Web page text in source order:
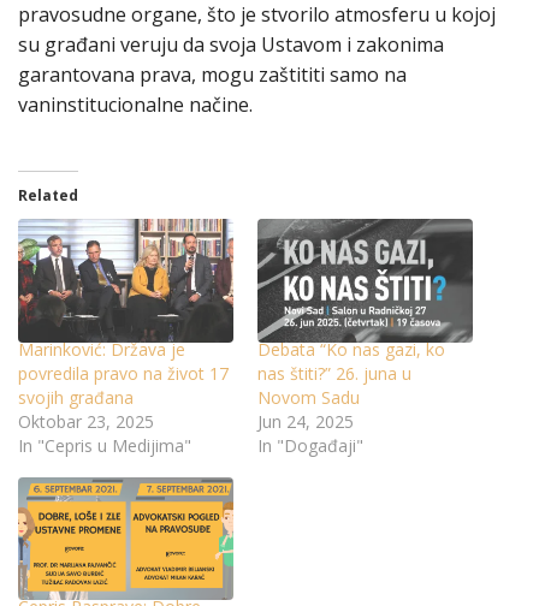
pravosudne organe, što je stvorilo atmosferu u kojoj
su građani veruju da svoja Ustavom i zakonima
garantovana prava, mogu zaštititi samo na
vaninstitucionalne načine.
Related
Marinković: Država je
povredila pravo na život 17
svojih građana
Oktobar 23, 2025
In "Cepris u Medijima"
Debata “Ko nas gazi, ko
nas štiti?” 26. juna u
Novom Sadu
Jun 24, 2025
In "Događaji"